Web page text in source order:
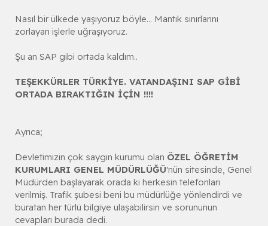
Nasıl bir ülkede yaşıyoruz böyle... Mantık sınırlarını
zorlayan işlerle uğraşıyoruz.
Şu an SAP gibi ortada kaldım..
TEŞEKKÜRLER TÜRKİYE. VATANDAŞINI SAP GİBİ
ORTADA BIRAKTIĞIN İÇİN !!!!
Ayrıca;
Devletimizin çok saygın kurumu olan ÖZEL ÖĞRETİM
KURUMLARI GENEL MÜDÜRLÜĞÜ'nün sitesinde, Genel
Müdürden başlayarak orada ki herkesin telefonları
verilmiş. Trafik şubesi beni bu müdürlüğe yönlendirdi ve
buratan her türlü bilgiye ulaşabilirsin ve sorununun
cevapları burada dedi.